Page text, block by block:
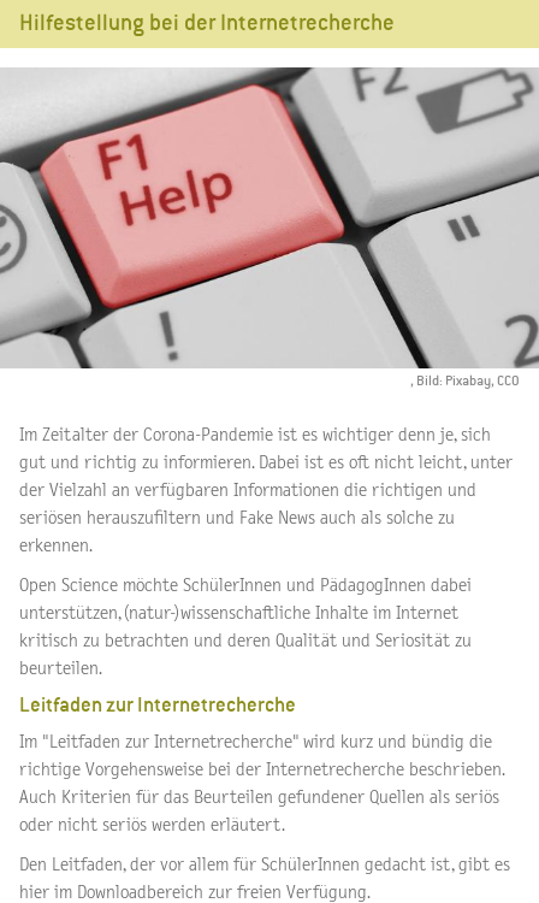
Hilfestellung bei der Internetrecherche
, Bild: Pixabay, CCO
Im Zeitalter der Corona-Pandemie ist es wichtiger denn je, sich
gut und richtig zu informieren. Dabei ist es oft nicht leicht, unter
der Vielzahl an verfügbaren Informationen die richtigen und
seriösen herauszufiltern und Fake News auch als solche zu
erkennen.
Open Science möchte SchülerInnen und PädagogInnen dabei
unterstützen, (natur-)wissenschaftliche Inhalte im Internet
kritisch zu betrachten und deren Qualität und Seriosität zu
beurteilen.
Leitfaden zur Internetrecherche
Im "Leitfaden zur Internetrecherche" wird kurz und bündig die
richtige Vorgehensweise bei der Internetrecherche beschrieben.
Auch Kriterien für das Beurteilen gefundener Quellen als seriös
oder nicht seriös werden erläutert.
Den Leitfaden, der vor allem für SchülerInnen gedacht ist, gibt es
hier im Downloadbereich zur freien Verfügung.